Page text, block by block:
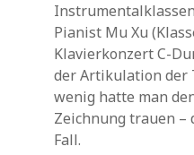
Pianist Mu Xu
Klavierkonzert C-
der Artikulation der
wenig hatte man
Zeichnung trauen –
Fall.